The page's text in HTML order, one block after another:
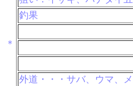
＊
釣果
外道・・・サバ、ウマ、